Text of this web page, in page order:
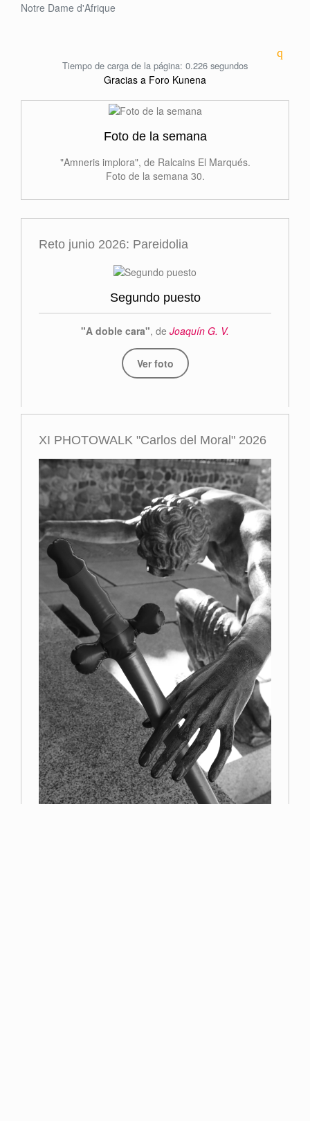
Notre Dame d'Afrique
Tiempo de carga de la página: 0.226 segundos
Gracias a Foro Kunena
Foto de la semana
"Amneris implora", de Ralcains El Marqués.
Foto de la semana 30.
Reto junio 2026: Pareidolia
Segundo puesto
"A doble cara", de Joaquín G. V.
Ver foto
XI PHOTOWALK "Carlos del Moral" 2026